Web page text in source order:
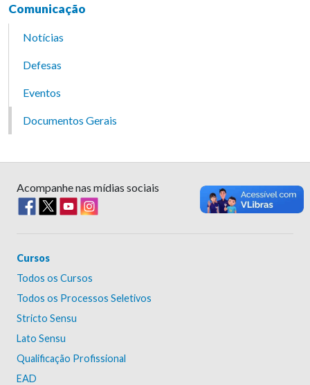
Comunicação
Notícias
Defesas
Eventos
Documentos Gerais
Acompanhe nas mídias sociais
Cursos
Todos os Cursos
Todos os Processos Seletivos
Stricto Sensu
Lato Sensu
Qualificação Profissional
EAD